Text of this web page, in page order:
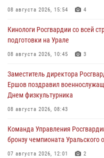
08 августа 2026, 15:54 4
Кинологи Росгвардии со всей
подготовки на Урале
08 августа 2026, 10:45 3
Заместитель директора
Ершов поздравил
Днем физкультурника
08 августа 2026, 08:43
Команда Управления
бронзу чемпионата Уральского
07 августа 2026, 12:01 2